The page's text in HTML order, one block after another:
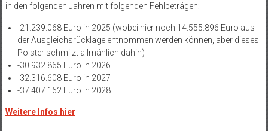
in den folgenden Jahren mit folgenden Fehlbeträgen:
-21.239.068 Euro in 2025 (wobei hier noch 14.555.896 Euro aus
der Ausgleichsrücklage entnommen werden können, aber dieses
Polster schmilzt allmählich dahin)
-30.932.865 Euro in 2026
-32.316.608 Euro in 2027
-37.407.162 Euro in 2028
Weitere Infos hier